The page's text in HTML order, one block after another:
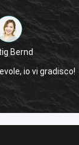
Ora,
l'altro